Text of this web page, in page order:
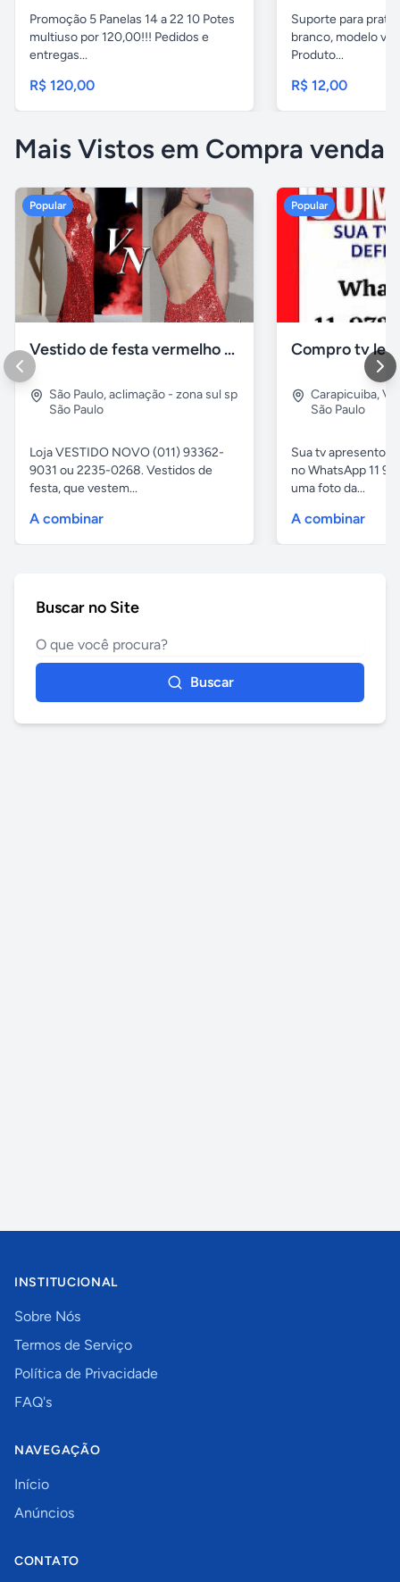
Promoção 5 Panelas 14 a 22 10 Potes
multiuso por 120,00!!! Pedidos e
entregas...
R$ 120,00
Suporte para
branco, modelo
Produto...
R$ 12,00
Mais Vistos em Compra venda
Popular
Vestido de festa vermelho com brilho e pedraria
São Paulo,aclimação - zona sul sp
São Paulo
Loja VESTIDO NOVO (011) 93362-
9031 ou 2235-0268. Vestidos de
festa, que vestem...
A combinar
Popular
Compro tv
Carapicuiba,
São Paulo
Sua tv apresentou
no WhatsApp 11
uma foto da...
A combinar
Buscar no Site
Buscar
INSTITUCIONAL
Sobre Nós
Termos de Serviço
Política de Privacidade
FAQ's
NAVEGAÇÃO
Início
Anúncios
CONTATO